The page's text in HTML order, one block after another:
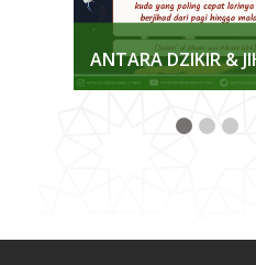
ANTARA DZIKIR &